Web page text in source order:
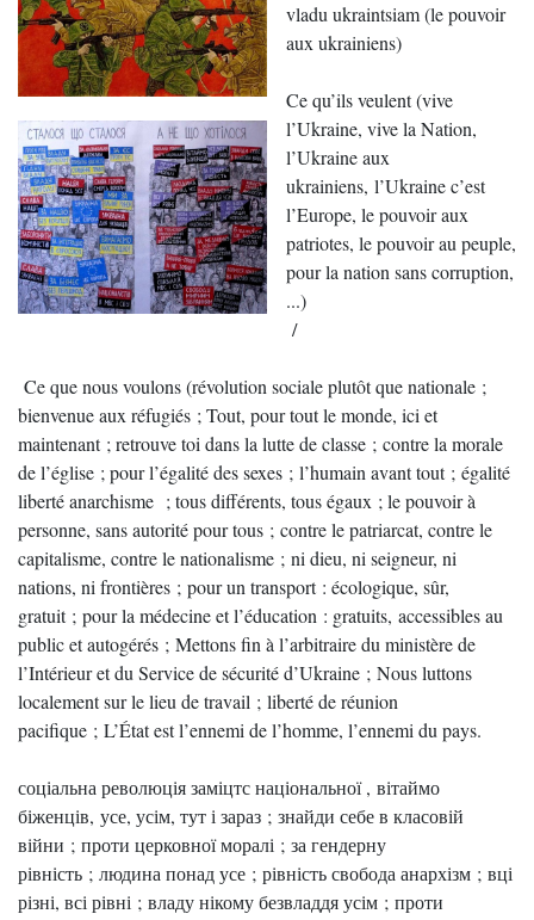
vladu ukraintsiam (le pouvoir
aux ukrainiens)
Ce qu’ils veulent (vive
l’Ukraine, vive la Nation,
l’Ukraine aux
ukrainiens, l’Ukraine c’est
l’Europe, le pouvoir aux
patriotes, le pouvoir au peuple,
pour la nation sans corruption,
...)
/
Ce que nous voulons (révolution sociale plutôt que nationale ;
bienvenue aux réfugiés ; Tout, pour tout le monde, ici et
maintenant ; retrouve toi dans la lutte de classe ; contre la morale
de l’église ; pour l’égalité des sexes ; l’humain avant tout ; égalité
liberté anarchisme ; tous différents, tous égaux ; le pouvoir à
personne, sans autorité pour tous ; contre le patriarcat, contre le
capitalisme, contre le nationalisme ; ni dieu, ni seigneur, ni
nations, ni frontières ; pour un transport : écologique, sûr,
gratuit ; pour la médecine et l’éducation : gratuits, accessibles au
public et autogérés ; Mettons fin à l’arbitraire du ministère de
l’Intérieur et du Service de sécurité d’Ukraine ; Nous luttons
localement sur le lieu de travail ; liberté de réunion
pacifique ; L’État est l’ennemi de l’homme, l’ennemi du pays.
соціальна революція заміцтс національної , вітаймо
біженців, усе, усім, тут і зараз ; знайди себе в класовій
війни ; проти церковної моралі ; за гендерну
рівність ; людина понад усе ; рівність свобода анархізм ; вці
різні, всі рівні ; владу нікому безвладдя усім ; проти